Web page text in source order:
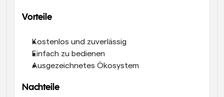
Vorteile
Kostenlos und zuverlässig
Einfach zu bedienen
Ausgezeichnetes Ökosystem
Nachteile